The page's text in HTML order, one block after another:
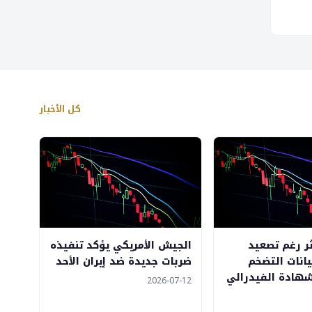
كل الأخبار
رغم تصعيد
التضخم
الفيدرالي
الجيش الأمريكي يؤكد تنفيذه
ضربات جديدة ضد إيران الأحد
2026-07-12